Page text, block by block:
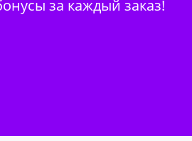
за каждый заказ!